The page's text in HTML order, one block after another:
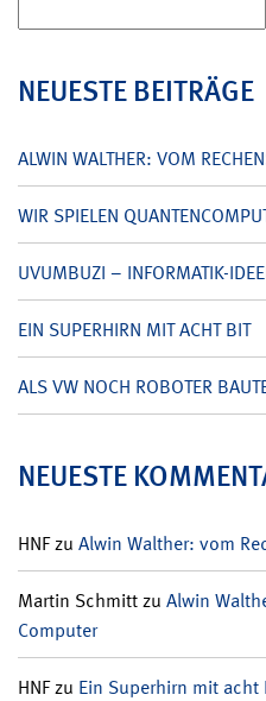
nach:
NEUESTE BEITRÄGE
ALWIN WALTHER: VOM
WIR SPIELEN
UVUMBUZI – INFORMATIK-
EIN SUPERHIRN MIT ACHT BIT
ALS VW NOCH ROBOTER
NEUESTE
HNFzu Alwin Walther: vom
Martin Schmittzu Alwin
Computer
HNFzu Ein Superhirn mit acht